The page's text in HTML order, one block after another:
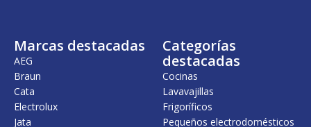
a
7
Marcas destacadas
AEG
Braun
Cata
Electrolux
Jata
Categorías
destacadas
Cocinas
Lavavajillas
Frigoríficos
Pequeños electrodomésticos